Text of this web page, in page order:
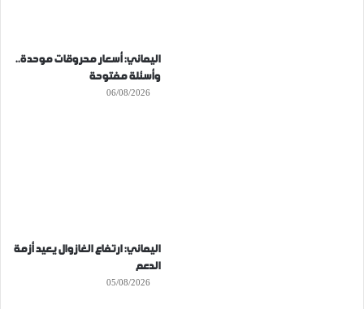
اليماني: أسعار محروقات موحدة..
وأسئلة مفتوحة
06/08/2026
اليماني: ارتفاع الغازوال يعيد أزمة
الدعم
05/08/2026